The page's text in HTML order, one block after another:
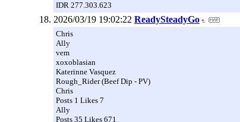
IDR 277.303.623
2026/03/19 19:02:22 ReadySteadyGo
Chris
Ally
vem
xoxoblasian
Katerinne Vasquez
Rough_Rider (Beef Dip - PV)
Chris
Posts 1 Likes 7
Ally
Posts 35 Likes 671